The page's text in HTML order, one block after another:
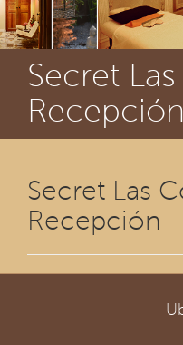
Secret
Recepción
Secret Las
Recepción